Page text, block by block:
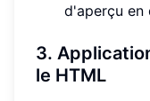
d'aperçu en
3.
le HTML